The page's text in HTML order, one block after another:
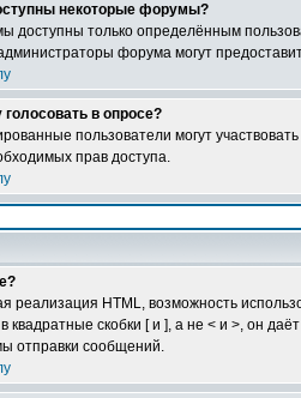
некоторые форумы?
доступны только определённым
форума могут
в опросе?
пользователи могут
прав доступа.
реализация HTML, возможность
квадратные скобки [ и ], а не < и >, он
отправки сообщений.